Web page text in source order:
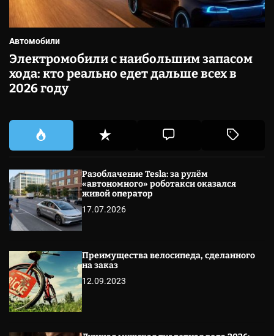
Автомобили
Электромобили с наибольшим запасом
хода: кто реально едет дальше всех в
2026 году
Разоблачение Tesla: за рулём
«автономного» роботакси оказался
живой оператор
17.07.2026
Преимущества велосипеда, сделанного
на заказ
12.09.2023